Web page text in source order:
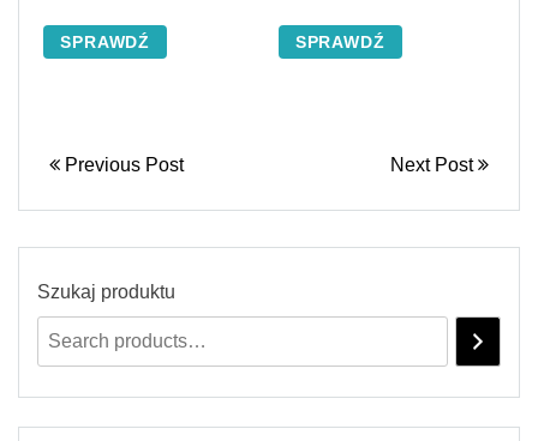
SPRAWDŹ SPRAWDŹ
Previous Post Next Post
Szukaj produktu